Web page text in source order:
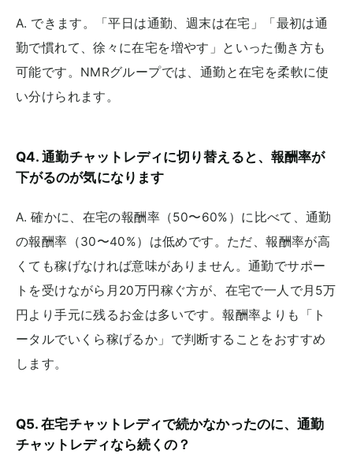
A. できます。「平日は通勤、週末は在宅」「最初は通
勤で慣れて、徐々に在宅を増やす」といった働き方も
可能です。NMRグループでは、通勤と在宅を柔軟に使
い分けられます。
Q4. 通勤チャットレディに切り替えると、報酬率が
下がるのが気になります
A. 確かに、在宅の報酬率（50〜60%）に比べて、通勤
の報酬率（30〜40%）は低めです。ただ、報酬率が高
くても稼げなければ意味がありません。通勤でサポー
トを受けながら月20万円稼ぐ方が、在宅で一人で月5万
円より手元に残るお金は多いです。報酬率よりも「ト
ータルでいくら稼げるか」で判断することをおすすめ
します。
Q5. 在宅チャットレディで続かなかったのに、通勤
チャットレディなら続くの？